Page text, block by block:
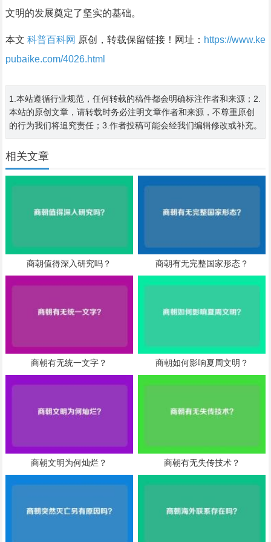
文明的发展奠定了坚实的基础。
本文 科普百科网 原创，转载保留链接！网址： https://www.ke
pubaike.com/4026.html
1.本站遵循行业规范，任何转载的稿件都会明确标注作者和来源；2.
本站的原创文章，请转载时务必注明文章作者和来源，不尊重原创
的行为我们将追究责任；3.作者投稿可能会经我们编辑修改或补充。
相关文章
商朝值得深入研究吗？ 商朝有无完整国家形态？
商朝有无统一文字？ 商朝如何影响夏周文明？
商朝文明为何灿烂？ 商朝有无失传技术？